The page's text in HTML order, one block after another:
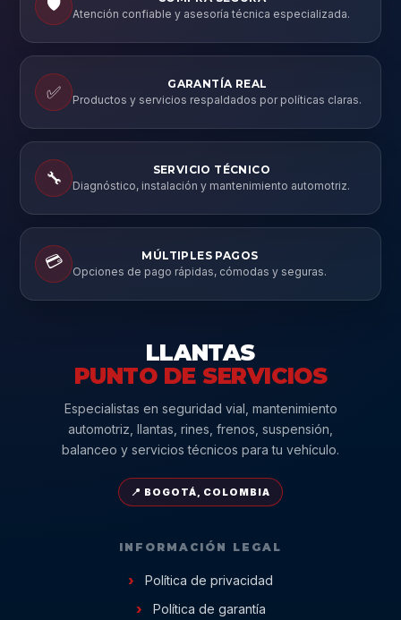
🛡️
Atención confiable y asesoría técnica especializada.
✅
GARANTÍA REAL
Productos y servicios respaldados por políticas claras.
🔧
SERVICIO TÉCNICO
Diagnóstico, instalación y mantenimiento automotriz.
💳
MÚLTIPLES PAGOS
Opciones de pago rápidas, cómodas y seguras.
LLANTAS
PUNTO DE SERVICIOS
Especialistas en seguridad vial, mantenimiento
automotriz, llantas, rines, frenos, suspensión,
balanceo y servicios técnicos para tu vehículo.
📍 BOGOTÁ, COLOMBIA
INFORMACIÓN LEGAL
Política de privacidad
Política de garantía